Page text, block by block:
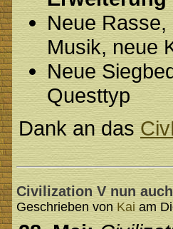
Neue Rasse,
Musik, neue
Neue
Questtyp
Dank an das
Civilization V nun
Geschrieben vonKai am